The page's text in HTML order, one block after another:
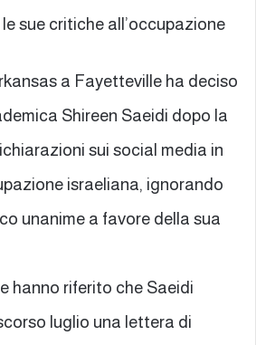
sue critiche all’occupazione
a Fayetteville ha deciso
Shireen Saeidi dopo la
sui social media in
israeliana, ignorando
unanime a favore della sua
hanno riferito che Saeidi
luglio una lettera di